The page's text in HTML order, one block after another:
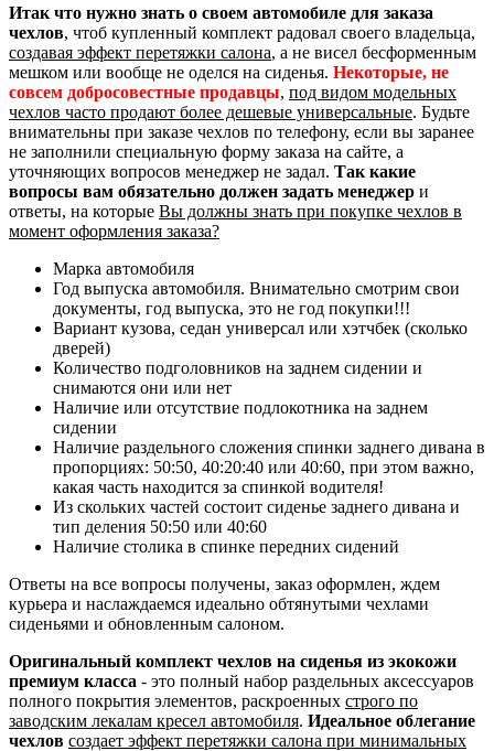
Итак что нужно знать о своем автомобиле для заказа
чехлов, чтоб купленный комплект радовал своего владельца,
создавая эффект перетяжки салона, а не висел бесформенным
мешком или вообще не оделся на сиденья. Некоторые, не
совсем добросовестные продавцы, под видом модельных
чехлов часто продают более дешевые универсальные. Будьте
внимательны при заказе чехлов по телефону, если вы заранее
не заполнили специальную форму заказа на сайте, а
уточняющих вопросов менеджер не задал. Так какие
вопросы вам обязательно должен задать менеджер и
ответы, на которые Вы должны знать при покупке чехлов в
момент оформления заказа?
Марка автомобиля
Год выпуска автомобиля. Внимательно смотрим свои
документы, год выпуска, это не год покупки!!!
Вариант кузова, седан универсал или хэтчбек (сколько
дверей)
Количество подголовников на заднем сидении и
снимаются они или нет
Наличие или отсутствие подлокотника на заднем
сидении
Наличие раздельного сложения спинки заднего дивана в
пропорциях: 50:50, 40:20:40 или 40:60, при этом важно,
какая часть находится за спинкой водителя!
Из скольких частей состоит сиденье заднего дивана и
тип деления 50:50 или 40:60
Наличие столика в спинке передних сидений
Ответы на все вопросы получены, заказ оформлен, ждем
курьера и наслаждаемся идеально обтянутыми чехлами
сиденьями и обновленным салоном.
Оригинальный комплект чехлов на сиденья из экокожи
премиум класса - это полный набор раздельных аксессуаров
полного покрытия элементов, раскроенных строго по
заводским лекалам кресел автомобиля. Идеальное облегание
чехлов создает эффект перетяжки салона при минимальных